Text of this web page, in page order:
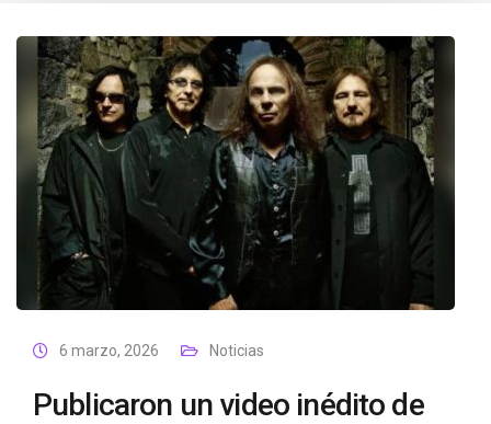
6 marzo, 2026 Noticias
Publicaron un video inédito de